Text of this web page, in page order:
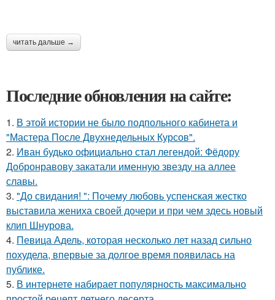
читать дальше →
Последние обновления на сайте:
1. В этой истории не было подпольного кабинета и
"Мастера После Двухнедельных Курсов".
2. Иван будько официально стал легендой: Фёдору
Добронравову закатали именную звезду на аллее
славы.
3. "До свидания! ": Почему любовь успенская жестко
выставила жениха своей дочери и при чем здесь новый
клип Шнурова.
4. Певица Адель, которая несколько лет назад сильно
похудела, впервые за долгое время появилась на
публике.
5. В интернете набирает популярность максимально